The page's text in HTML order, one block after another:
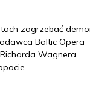
zagrzebać
Baltic Opera
Wagnera